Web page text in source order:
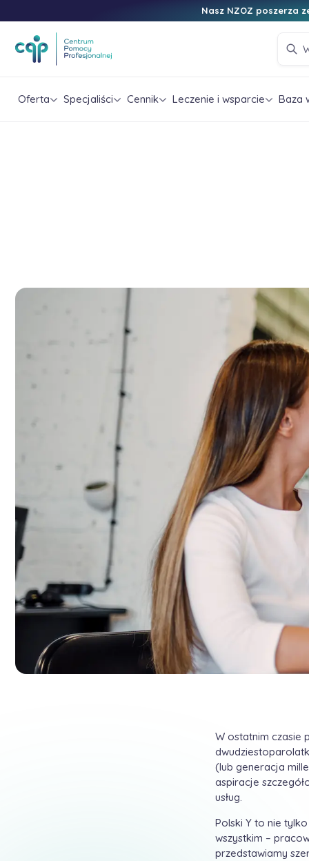
Nasz NZOZ poszerza
Oferta Specjaliści Cennik Leczenie i wsparcie Baza
W ostatnim czasie
(lub generacja
aspiracje
usług.
Polski Y to nie
wszystkim –
przedstawiamy